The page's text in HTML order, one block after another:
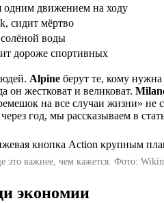
одним движением на ходу
сидит мёртво
воды
дороже спортивных
Alpine берут те, кому
он жестковат и великоват.
на все случаи жизни» не
год, мы рассказываем в
важнее, чем кажется. Фото:
экономии